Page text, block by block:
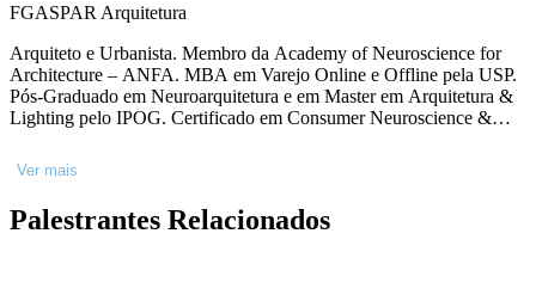
FGASPAR Arquitetura
Arquiteto e Urbanista. Membro da Academy of Neuroscience for
Architecture – ANFA. MBA em Varejo Online e Offline pela USP.
Pós-Graduado em Neuroarquitetura e em Master em Arquitetura &
Lighting pelo IPOG. Certificado em Consumer Neuroscience &
Certificado em Lighting Designer e VM pelo Centro Universitário
Belas Artes de SP. Pós- graduando em Neurociências pela
graduação e MBAs em diversas instituições como IED – Istituto
Ver mais
Palestrantes Relacionados